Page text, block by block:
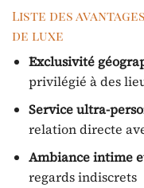
Liste des
de luxe
Exclusivité
privilégié à des
Service ultra-
relation directe
Ambiance intime
regards indiscrets